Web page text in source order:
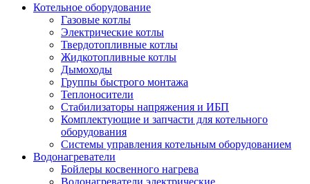
Котельное оборудование
Газовые котлы
Электрические котлы
Твердотопливные котлы
Жидкотопливные котлы
Дымоходы
Группы быстрого монтажа
Теплоносители
Стабилизаторы напряжения и ИБП
Комплектующие и запчасти для котельного
оборудования
Системы управления котельным оборудованием
Водонагреватели
Бойлеры косвенного нагрева
Водонагреватели электрические